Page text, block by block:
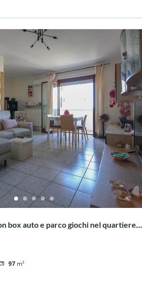
box auto e parco giochi nel quartiere
97 m²